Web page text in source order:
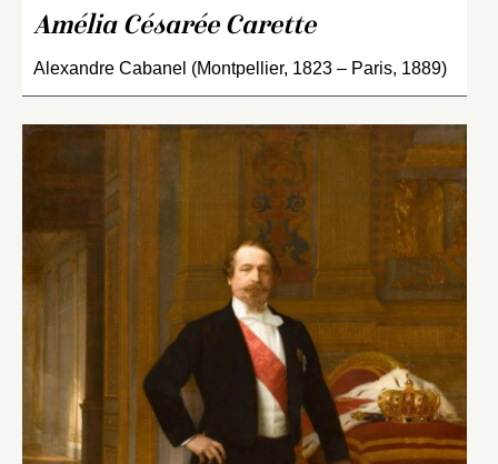
Amélia Césarée Carette
Alexandre Cabanel (Montpellier, 1823 – Paris, 1889)